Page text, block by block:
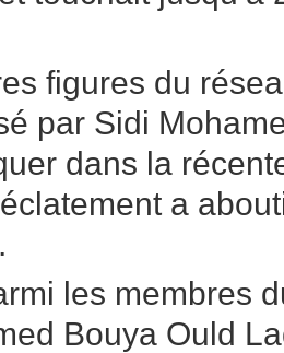
figures du
par Sidi
dans la
a
les membres
Bouya Ould